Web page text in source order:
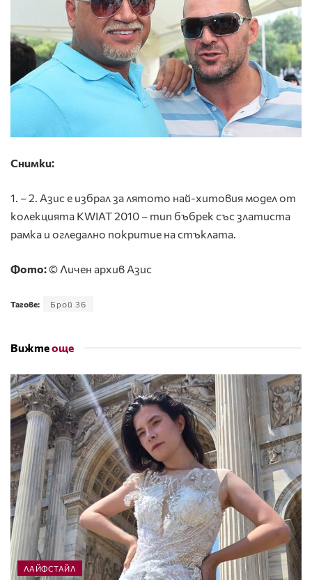
Снимки:
1. – 2. Азис е избрал за лятото най-хитовия модел от
колекцията KWIAT 2010 – тип бъбрек със златиста
рамка и огледално покритие на стъклата.
Фото:© Личен архив Азис
Тагове: Брой 36
Вижтеоще
ЛАЙФСТАЙЛ